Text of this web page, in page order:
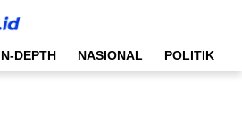
DEPTH NASIONAL POLITIK